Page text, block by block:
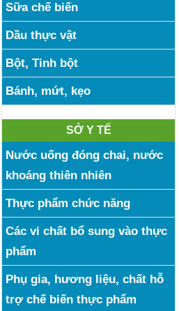
Sữa chế biến
Dầu thực vật
Bột, Tinh bột
Bánh, mứt, kẹo
SỞ Y TẾ
Nước uống đóng chai, nước
khoáng thiên nhiên
Thực phẩm chức năng
Các vi chất bổ sung vào thực
phẩm
Phụ gia, hương liệu, chất hỗ
trợ chế biến thực phẩm